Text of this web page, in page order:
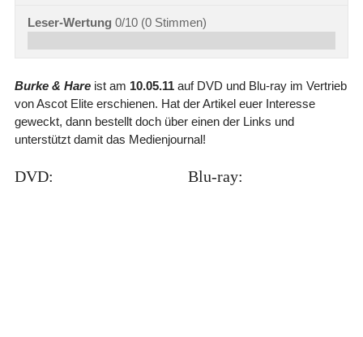
Leser-Wertung 0/10 (0Stimmen)
Burke & Hareist am 10.05.11auf DVD und Blu-ray im Vertrieb
von Ascot Elite erschienen. Hat der Artikel euer Interesse
geweckt, dann bestellt doch über einen der Links und
unterstützt damit das Medienjournal!
DVD: Blu-ray: